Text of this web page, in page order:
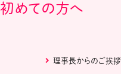
初めての方へ
理事長からのご挨拶